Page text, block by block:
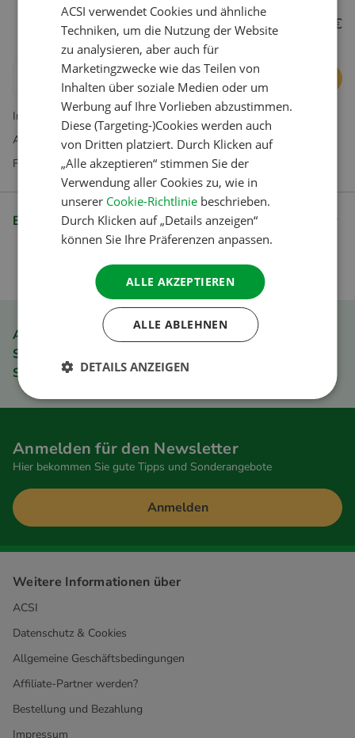
6.95 €
Inklusive MwST. Exkl. Versandkosten
Abonnements ausschließlich in unserem Webshop erhältlich
Fragen? Unser Kundenservice hilft Ihnen gerne weiter
Beschreibung
ACSI Club ID Mitgliedervorteil
Schnell und einfach bestellen
Sicher bezahlen
Anmelden für den Newsletter
Hier bekommen Sie gute Tipps und Sonderangebote
Anmelden
Weitere Informationen über
ACSI
Datenschutz & Cookies
Allgemeine Geschäftsbedingungen
Affiliate-Partner werden?
Bestellung und Bezahlung
Impressum
DANISH
SPANISH
ACSI verwendet Cookies und ähnliche
Techniken, um die Nutzung der Website
zu analysieren, aber auch für
Marketingzwecke wie das Teilen von
Inhalten über soziale Medien oder um
Werbung auf Ihre Vorlieben abzustimmen.
Diese (Targeting-)Cookies werden auch
von Dritten platziert. Durch Klicken auf
„Alle akzeptieren“ stimmen Sie der
Verwendung aller Cookies zu, wie in
unserer Cookie-Richtlinie beschrieben.
Durch Klicken auf „Details anzeigen“
können Sie Ihre Präferenzen anpassen.
ALLE AKZEPTIEREN
ALLE ABLEHNEN
DETAILS ANZEIGEN